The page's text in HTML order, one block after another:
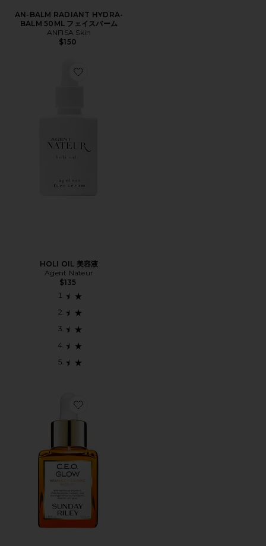
AN-BALM RADIANT HYDRA-
BALM 50ML フェイスバーム
ANFISA Skin
$150
Favorite HOLI OIL 美容液
HOLI OIL 美容液
Agent Nateur
$135
Favorite C.E.O. GLOW VITAMIN C + TURMERIC FACE